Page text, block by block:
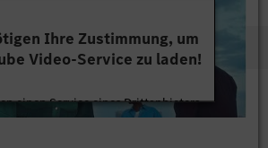
Ihre Zustimmung, um
Video-Service zu laden!
einen Service eines Drittanbieters,
einzubetten. Dieser Service kann